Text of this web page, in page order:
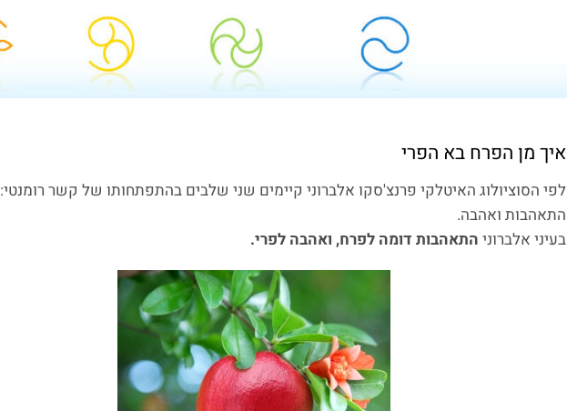
איך מן הפרח בא הפרי
לפי הסוציולוג האיטלקי פרנצ'סקו אלברוני קיימים שני שלבים בהתפתחותו של קשר רומנטי:
התאהבות ואהבה.
בעיני אלברוני התאהבות דומה לפרח, ואהבה לפרי.